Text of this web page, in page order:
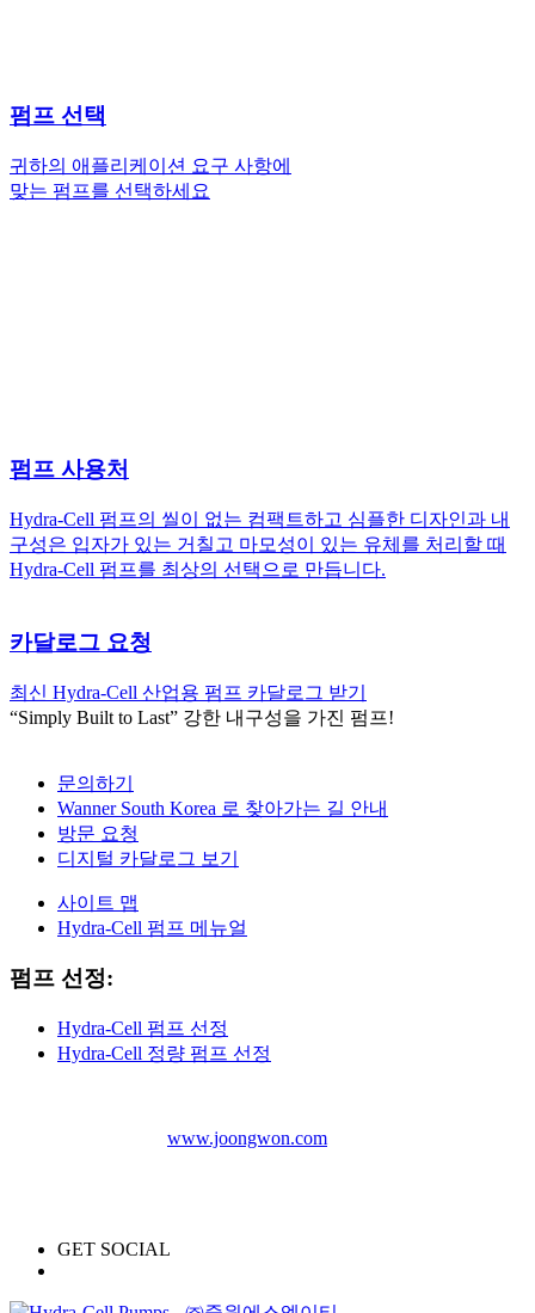
펌프 선택
귀하의 애플리케이션 요구 사항에
맞는 펌프를 선택하세요
펌프 사용처
Hydra-Cell 펌프의 씰이 없는 컴팩트하고 심플한 디자인과 내
구성은 입자가 있는 거칠고 마모성이 있는 유체를 처리할 때
Hydra-Cell 펌프를 최상의 선택으로 만듭니다.
카달로그 요청
최신 Hydra-Cell 산업용 펌프 카달로그 받기
“Simply Built to Last” 강한 내구성을 가진 펌프!
문의하기
Wanner South Korea 로 찾아가는 길 안내
방문 요청
디지털 카달로그 보기
사이트 맵
Hydra-Cell 펌프 메뉴얼
펌프 선정:
Hydra-Cell 펌프 선정
Hydra-Cell 정량 펌프 선정
www.joongwon.com
GET SOCIAL